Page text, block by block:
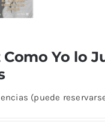
Como Yo lo
(puede